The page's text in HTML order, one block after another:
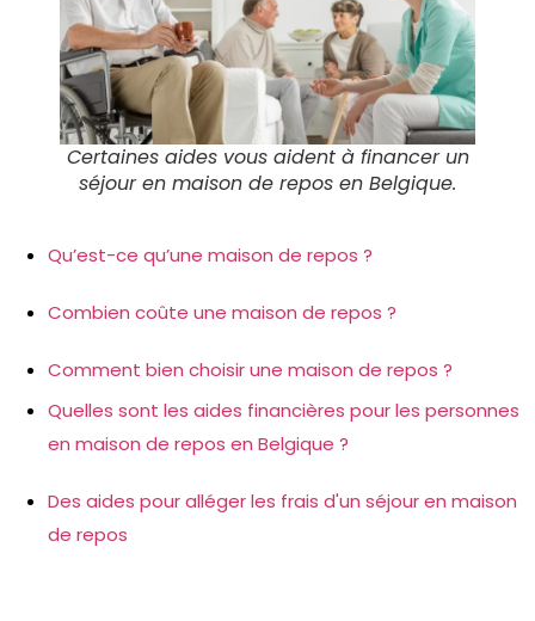
Certaines aides vous aident à financer un
séjour en maison de repos en Belgique.
Qu’est-ce qu’une maison de repos ?
Combien coûte une maison de repos ?
Comment bien choisir une maison de repos ?
Quelles sont les aides financières pour les personnes
en maison de repos en Belgique ?
Des aides pour alléger les frais d'un séjour en maison
de repos